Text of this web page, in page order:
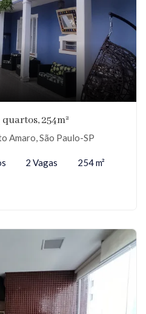
254m²
Amaro, São Paulo-SP
2 Vagas 254 m²